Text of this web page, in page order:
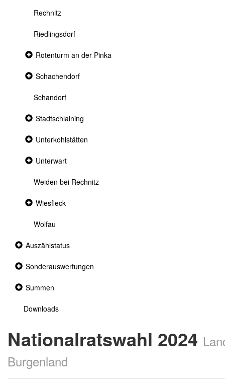
Rechnitz
Riedlingsdorf
Collapsed
Rotenturm an der Pinka
Collapsed
Schachendorf
Schandorf
Collapsed
Stadtschlaining
Collapsed
Unterkohlstätten
Collapsed
Unterwart
Weiden bei Rechnitz
Collapsed
Wiesfleck
Wolfau
Collapsed
Auszählstatus
Collapsed
Sonderauswertungen
Collapsed
Summen
Downloads
Nationalratswahl 2024
Burgenland